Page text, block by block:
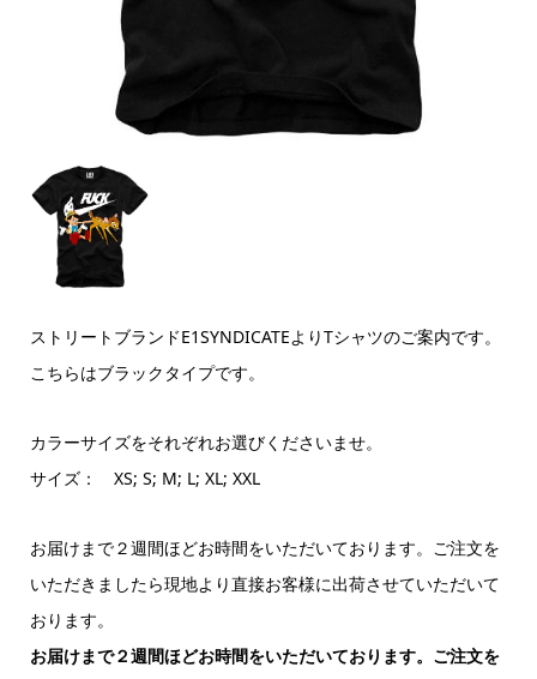
ストリートブランドE1SYNDICATEよりTシャツのご案内です。
こちらはブラックタイプです。
カラーサイズをそれぞれお選びくださいませ。
サイズ： XS; S; M; L; XL; XXL
お届けまで２週間ほどお時間をいただいております。ご注文を
いただきましたら現地より直接お客様に出荷させていただいて
おります。
お届けまで２週間ほどお時間をいただいております。ご注文を